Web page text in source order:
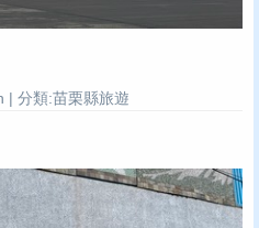
| 分類:苗栗縣旅遊